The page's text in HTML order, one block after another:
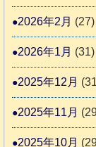
2026年2月 (27)
2026年1月 (31)
2025年12月
2025年11月
2025年10月